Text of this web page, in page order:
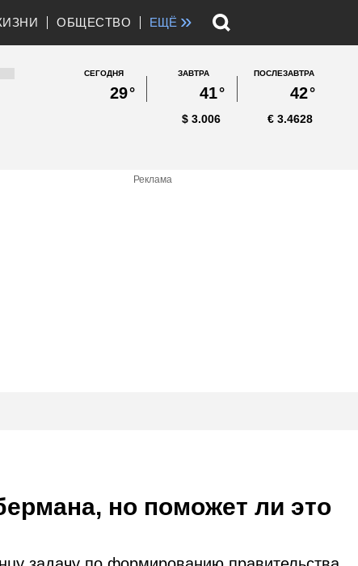
ОБЩЕСТВО ЕЩЁ »
СЕГОДНЯ
29°
ЗАВТРА
41°
ПОСЛЕЗАВТРА
42°
3.006
$ 3.4628
€
Реклама
но поможет ли это